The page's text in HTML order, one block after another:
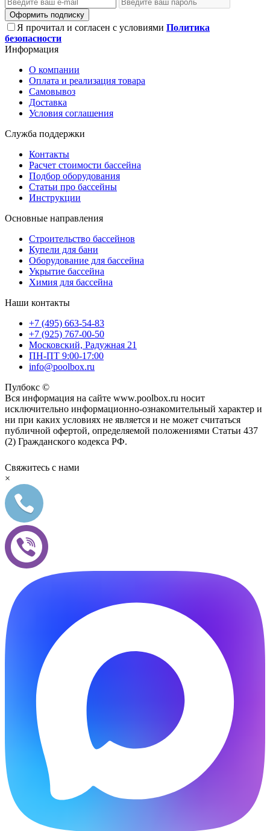
Оформить подписку
Я прочитал и согласен с условиями Политика
безопасности
Информация
О компании
Оплата и реализация товара
Самовывоз
Доставка
Условия соглашения
Служба поддержки
Контакты
Расчет стоимости бассейна
Подбор оборудования
Статьи про бассейны
Инструкции
Основные направления
Строительство бассейнов
Купели для бани
Оборудование для бассейна
Укрытие бассейна
Химия для бассейна
Наши контакты
+7 (495) 663-54-83
+7 (925) 767-00-50
Московский, Радужная 21
ПН-ПТ 9:00-17:00
info@poolbox.ru
Пулбокс ©
Вся информация на сайте www.poolbox.ru носит
исключительно информационно-ознакомительный характер и
ни при каких условиях не является и не может считаться
публичной офертой, определяемой положениями Статьи 437
(2) Гражданского кодекса РФ.
Свяжитесь с нами
×